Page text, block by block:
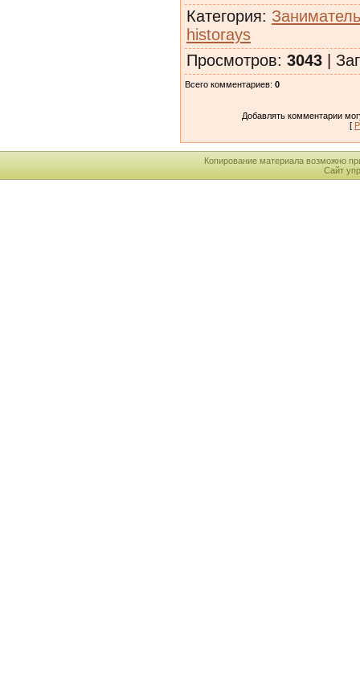
Категория:
historays
Просмотров: 3043 |
Всего комментариев: 0
Добавлять комментарии
[
Копирование материала возможно
Сайт